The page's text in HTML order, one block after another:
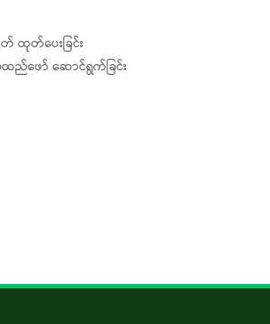
ထုတ်ပေးခြင်း
ဖော် ဆောင်ရွက်ခြင်း